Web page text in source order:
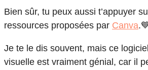
Bien sûr, tu peux aussi t’appuyer
ressources proposées par Canva
Je te le dis souvent, mais ce
visuelle est vraiment génial, car il